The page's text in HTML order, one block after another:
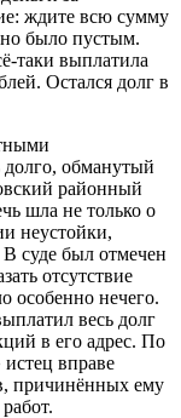
ждите всю сумму
было пустым.
таки выплатила
Остался долг в
долго, обманутый
районный
шла не только о
неустойки,
суде был отмечен
отсутствие
особенно нечего.
весь долг
в его адрес. По
вправе
причинённых ему